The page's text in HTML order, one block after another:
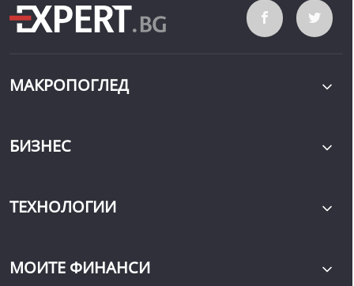
МАКРОПОГЛЕД
БИЗНЕС
ТЕХНОЛОГИИ
МОИТЕ ФИНАНСИ